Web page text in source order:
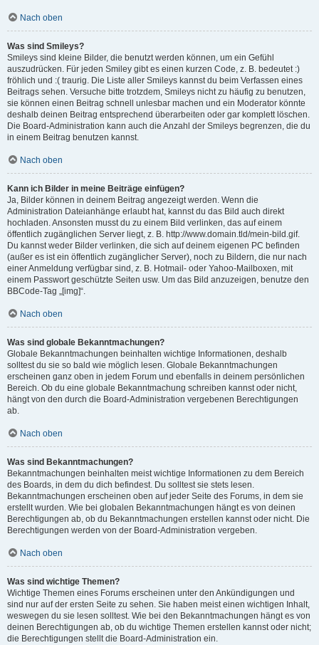
Nach oben
Was sind Smileys?
Smileys sind kleine Bilder, die benutzt werden können, um ein Gefühl
auszudrücken. Für jeden Smiley gibt es einen kurzen Code, z. B. bedeutet :)
fröhlich und :( traurig. Die Liste aller Smileys kannst du beim Verfassen eines
Beitrags sehen. Versuche bitte trotzdem, Smileys nicht zu häufig zu benutzen,
sie können einen Beitrag schnell unlesbar machen und ein Moderator könnte
deshalb deinen Beitrag entsprechend überarbeiten oder gar komplett löschen.
Die Board-Administration kann auch die Anzahl der Smileys begrenzen, die du
in einem Beitrag benutzen kannst.
Nach oben
Kann ich Bilder in meine Beiträge einfügen?
Ja, Bilder können in deinem Beitrag angezeigt werden. Wenn die
Administration Dateianhänge erlaubt hat, kannst du das Bild auch direkt
hochladen. Ansonsten musst du zu einem Bild verlinken, das auf einem
öffentlich zugänglichen Server liegt, z. B. http://www.domain.tld/mein-bild.gif.
Du kannst weder Bilder verlinken, die sich auf deinem eigenen PC befinden
(außer es ist ein öffentlich zugänglicher Server), noch zu Bildern, die nur nach
einer Anmeldung verfügbar sind, z. B. Hotmail- oder Yahoo-Mailboxen, mit
einem Passwort geschützte Seiten usw. Um das Bild anzuzeigen, benutze den
BBCode-Tag „[img]“.
Nach oben
Was sind globale Bekanntmachungen?
Globale Bekanntmachungen beinhalten wichtige Informationen, deshalb
solltest du sie so bald wie möglich lesen. Globale Bekanntmachungen
erscheinen ganz oben in jedem Forum und ebenfalls in deinem persönlichen
Bereich. Ob du eine globale Bekanntmachung schreiben kannst oder nicht,
hängt von den durch die Board-Administration vergebenen Berechtigungen
ab.
Nach oben
Was sind Bekanntmachungen?
Bekanntmachungen beinhalten meist wichtige Informationen zu dem Bereich
des Boards, in dem du dich befindest. Du solltest sie stets lesen.
Bekanntmachungen erscheinen oben auf jeder Seite des Forums, in dem sie
erstellt wurden. Wie bei globalen Bekanntmachungen hängt es von deinen
Berechtigungen ab, ob du Bekanntmachungen erstellen kannst oder nicht. Die
Berechtigungen werden von der Board-Administration vergeben.
Nach oben
Was sind wichtige Themen?
Wichtige Themen eines Forums erscheinen unter den Ankündigungen und
sind nur auf der ersten Seite zu sehen. Sie haben meist einen wichtigen Inhalt,
weswegen du sie lesen solltest. Wie bei den Bekanntmachungen hängt es von
deinen Berechtigungen ab, ob du wichtige Themen erstellen kannst oder nicht;
die Berechtigungen stellt die Board-Administration ein.